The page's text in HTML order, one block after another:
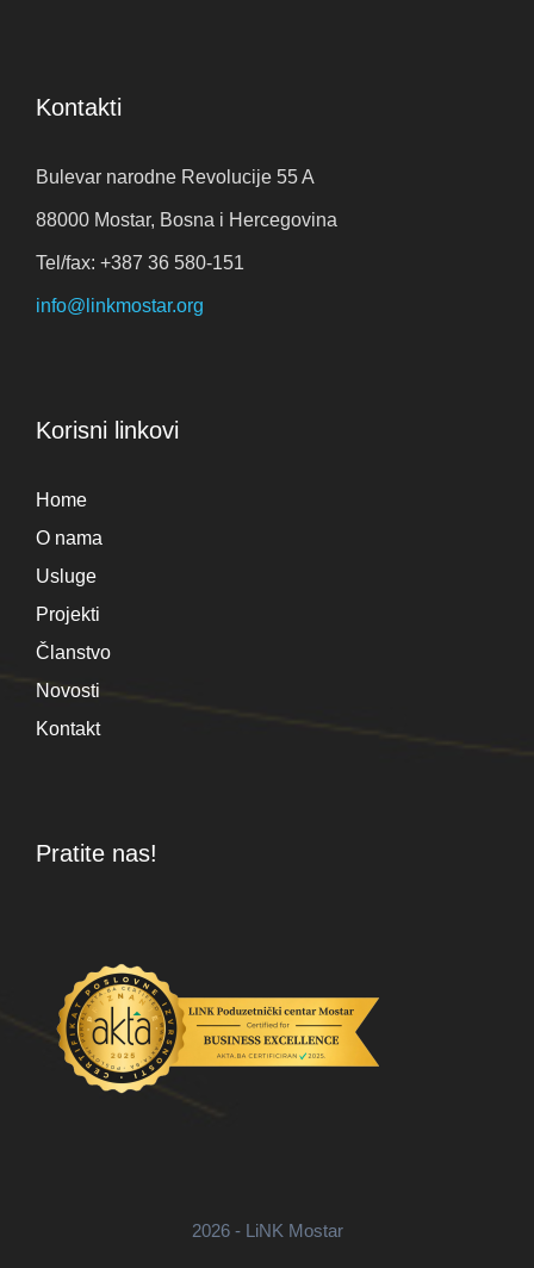
Kontakti
Bulevar narodne Revolucije 55 A
88000 Mostar, Bosna i Hercegovina
Tel/fax: +387 36 580-151
info@linkmostar.org
Korisni linkovi
Home
O nama
Usluge
Projekti
Članstvo
Novosti
Kontakt
Pratite nas!
2026 - LiNK Mostar